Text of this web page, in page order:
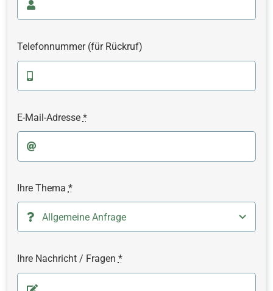
Telefonnummer (für Rückruf)
E-Mail-Adresse *
Ihre Thema *
Ihre Nachricht / Fragen *